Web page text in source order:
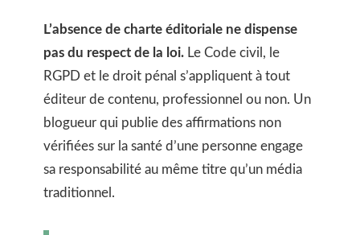
L’absence de charte éditoriale ne dispense
pas du respect de la loi. Le Code civil, le
RGPD et le droit pénal s’appliquent à tout
éditeur de contenu, professionnel ou non. Un
blogueur qui publie des affirmations non
vérifiées sur la santé d’une personne engage
sa responsabilité au même titre qu’un média
traditionnel.